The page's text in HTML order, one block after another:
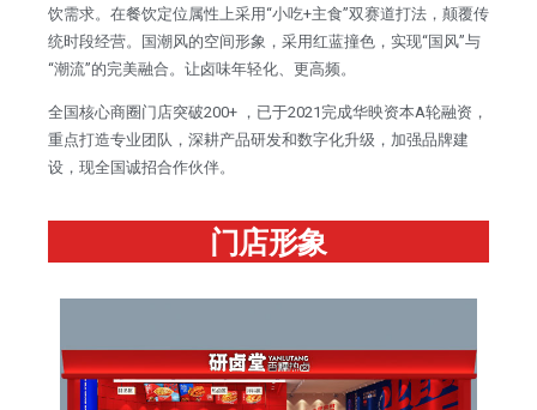
饮需求。在餐饮定位属性上采用“小吃+主食”双赛道打法，颠覆传
统时段经营。国潮风的空间形象，采用红蓝撞色，实现“国风”与
“潮流”的完美融合。让卤味年轻化、更高频。
全国核心商圈门店突破200+ ，已于2021完成华映资本A轮融资，
重点打造专业团队，深耕产品研发和数字化升级，加强品牌建
设，现全国诚招合作伙伴。
门店形象